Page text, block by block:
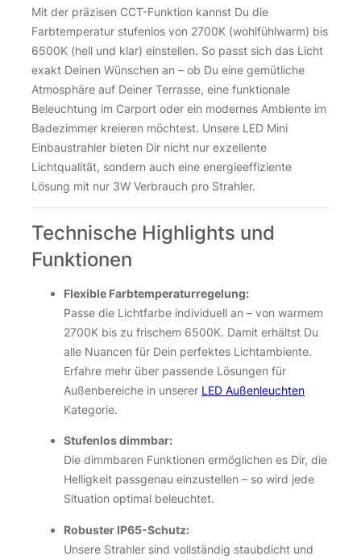
Mit der präzisen CCT-Funktion kannst Du die
Farbtemperatur stufenlos von 2700K (wohlfühlwarm) bis
6500K (hell und klar) einstellen. So passt sich das Licht
exakt Deinen Wünschen an – ob Du eine gemütliche
Atmosphäre auf Deiner Terrasse, eine funktionale
Beleuchtung im Carport oder ein modernes Ambiente im
Badezimmer kreieren möchtest. Unsere LED Mini
Einbaustrahler bieten Dir nicht nur exzellente
Lichtqualität, sondern auch eine energieeffiziente
Lösung mit nur 3W Verbrauch pro Strahler.
Technische Highlights und
Funktionen
Flexible Farbtemperaturregelung:
Passe die Lichtfarbe individuell an – von warmem
2700K bis zu frischem 6500K. Damit erhältst Du
alle Nuancen für Dein perfektes Lichtambiente.
Erfahre mehr über passende Lösungen für
Außenbereiche in unserer LED Außenleuchten
Kategorie.
Stufenlos dimmbar:
Die dimmbaren Funktionen ermöglichen es Dir, die
Helligkeit passgenau einzustellen – so wird jede
Situation optimal beleuchtet.
Robuster IP65-Schutz:
Unsere Strahler sind vollständig staubdicht und